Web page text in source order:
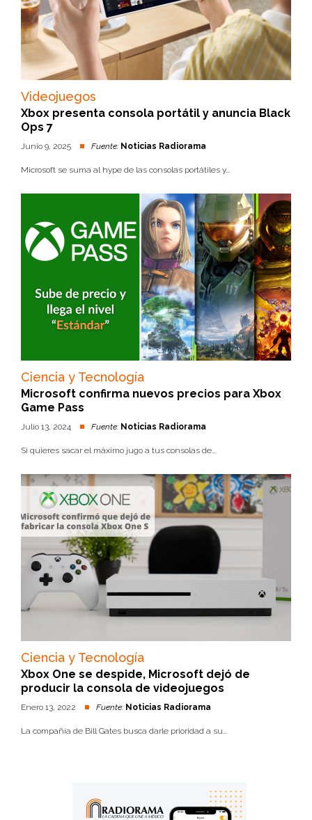
Videojuegos
Xbox presenta consola portátil y anuncia Black
Ops 7
Junio 9, 2025 Fuente: Noticias Radiorama
Microsoft se suma al hype de las consolas portátiles y...
Ciencia y Tecnología
Microsoft confirma nuevos precios para Xbox
Game Pass
Julio 13, 2024 Fuente: Noticias Radiorama
Si quieres sacar el máximo jugo a tus consolas de...
Ciencia y Tecnología
Xbox One se despide, Microsoft dejó de
producir la consola de videojuegos
Enero 13, 2022 Fuente: Noticias Radiorama
La compañía de Bill Gates busca darle prioridad a su...